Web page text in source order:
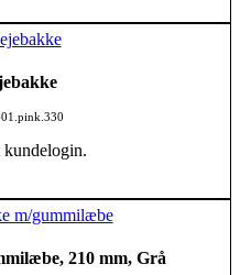
210 mm, Grå